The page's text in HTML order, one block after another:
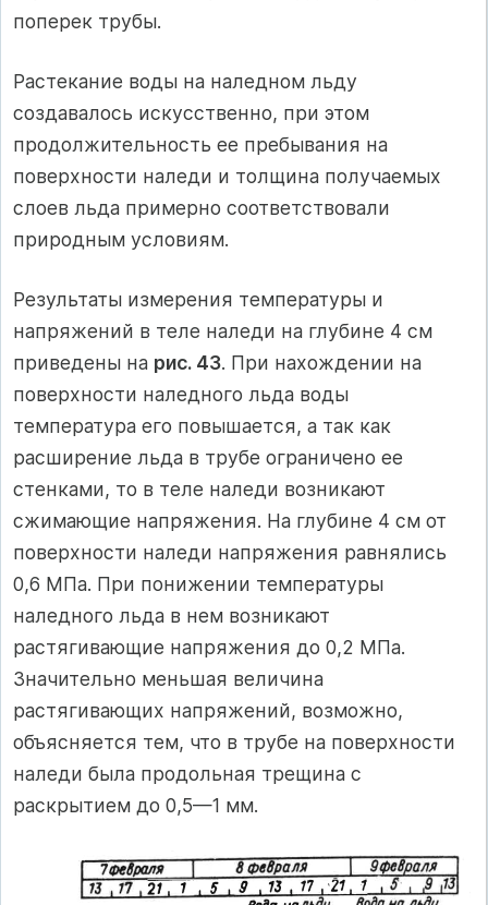
поперек трубы.
Растекание воды на наледном льду
создавалось искусственно, при этом
продолжительность ее пребывания на
поверхности наледи и толщина получаемых
слоев льда примерно соответствовали
природным условиям.
Результаты измерения температуры и
напряжений в теле наледи на глубине 4 см
приведены на рис. 43. При нахождении на
поверхности наледного льда воды
температура его повышается, а так как
расширение льда в трубе ограничено ее
стенками, то в теле наледи возникают
сжимающие напряжения. На глубине 4 см от
поверхности наледи напряжения равнялись
0,6 МПа. При понижении температуры
наледного льда в нем возникают
растягивающие напряжения до 0,2 МПа.
Значительно меньшая величина
растягивающих напряжений, возможно,
объясняется тем, что в трубе на поверхности
наледи была продольная трещина с
раскрытием до 0,5—1 мм.